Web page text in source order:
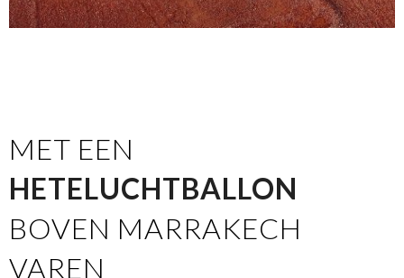
MET EEN
HETELUCHTBALLON
BOVEN MARRAKECH
VAREN